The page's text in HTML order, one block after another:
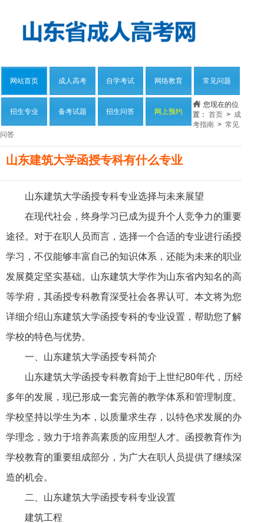
网站首页 成人高考 自学考试 网络教育 常见问题
招生专业 备考试题 招生问答 网上预约
您现在的位
置： 首页 > 成
考指南 > 常见
问答
山东建筑大学函授专科有什么专业
山东建筑大学函授专科专业选择与未来展望
在现代社会，终身学习已成为提升个人竞争力的重要
途径。对于在职人员而言，选择一个合适的专业进行函授
学习，不仅能够丰富自己的知识体系，还能为未来的职业
发展奠定坚实基础。山东建筑大学作为山东省内知名的高
等学府，其函授专科教育深受社会各界认可。本文将为您
详细介绍山东建筑大学函授专科的专业设置，帮助您了解
学校的特色与优势。
一、山东建筑大学函授专科简介
山东建筑大学函授专科教育始于上世纪80年代，历经
多年的发展，现已形成一套完善的教学体系和管理制度。
学校坚持以学生为本，以质量求生存，以特色求发展的办
学理念，致力于培养高素质的应用型人才。函授教育作为
学校教育的重要组成部分，为广大在职人员提供了继续深
造的机会。
二、山东建筑大学函授专科专业设置
建筑工程